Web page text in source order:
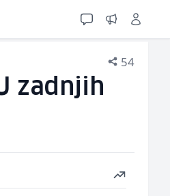
54
zadnjih